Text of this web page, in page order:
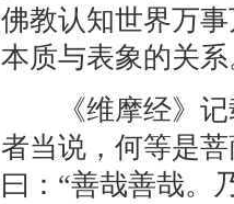
佛教认知世界万
本质与表象的关
《维摩经》记
者当说，何等是
曰：“善哉善哉。